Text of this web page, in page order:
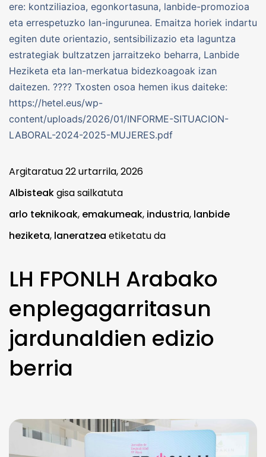
ere: kontziliazioa, egonkortasuna, lanbide-promozioa
eta errespetuzko lan-ingurunea. Emaitza horiek indartu
egiten dute orientazio, sentsibilizazio eta laguntza
estrategiak bultzatzen jarraitzeko beharra, Lanbide
Heziketa eta lan-merkatua bidezkoagoak izan
daitezen. ???? Txosten osoa hemen ikus daiteke:
https://hetel.eus/wp-
content/uploads/2026/01/INFORME-SITUACION-
LABORAL-2024-2025-MUJERES.pdf
Argitaratua22 urtarrila, 2026
Albisteakgisa sailkatuta
arlo teknikoak, emakumeak, industria, lanbide
heziketa, laneratzea etiketatu da
LH FPONLH Arabako
enplegagarritasun
jardunaldien edizio
berria